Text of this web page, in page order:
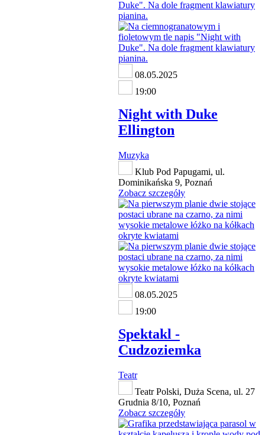
08.05.2025
19:00
Night with Duke
Ellington
Muzyka
Klub Pod Papugami, ul.
Dominikańska 9, Poznań
Zobacz szczegóły
08.05.2025
19:00
Spektakl -
Cudzoziemka
Teatr
Teatr Polski, Duża Scena, ul. 27
Grudnia 8/10, Poznań
Zobacz szczegóły